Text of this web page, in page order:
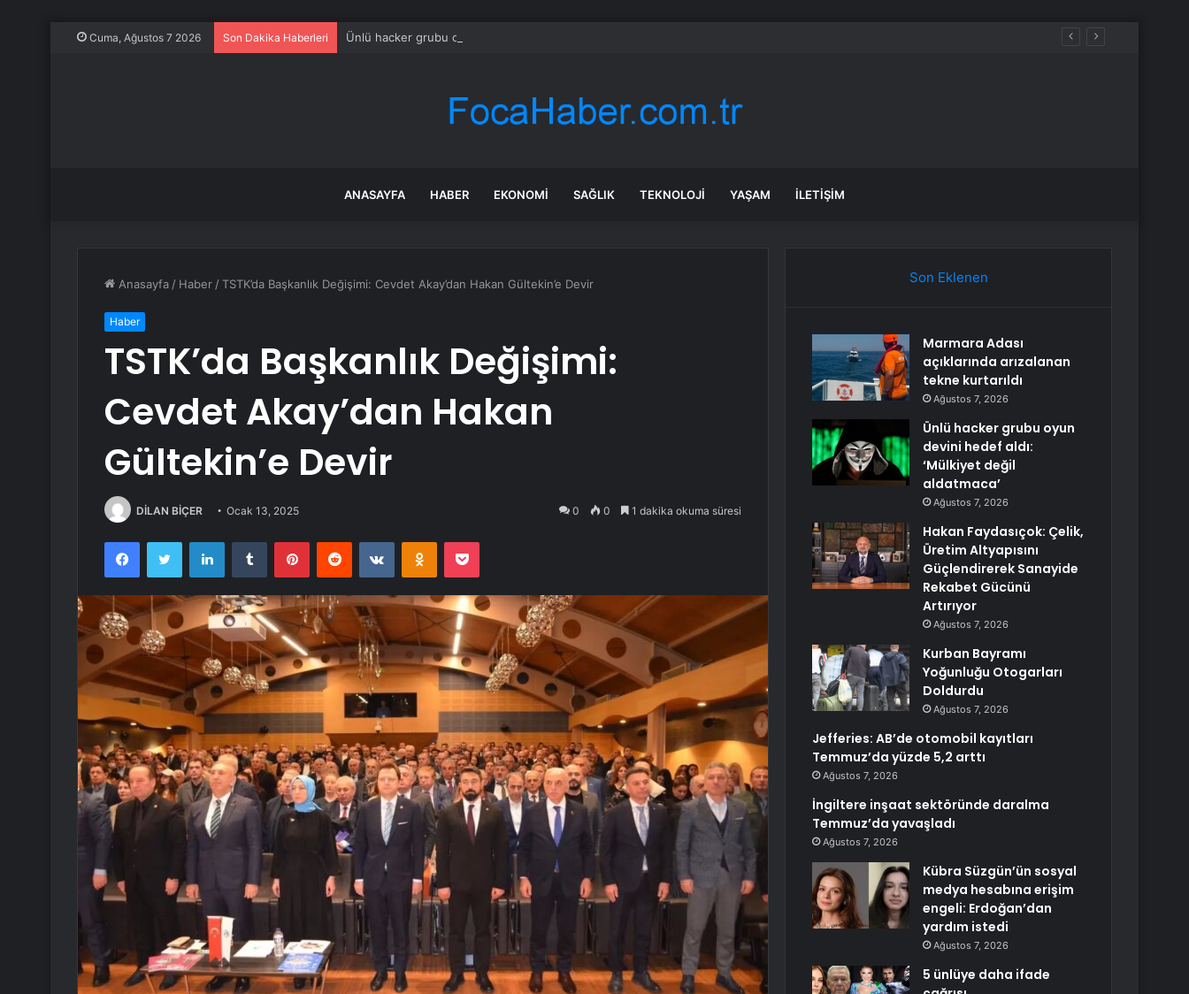
Cuma, Ağustos 7 2026 Son Dakika Haberleri Ünlü hacker grubu oyun devini hedef aldı: ‘Mülkiyet değil aldatmaca’
ANASAYFA HABER EKONOMI SAĞLIK TEKNOLOJI YAŞAM İLETIŞIM
Anasayfa / Haber /TSTK’da Başkanlık Değişimi: Cevdet Akay’dan Hakan Gültekin’e Devir
Haber
TSTK’da Başkanlık Değişimi:
Cevdet Akay’dan Hakan
Gültekin’e Devir
DİLAN BİÇER Ocak 13, 2025 0 0 1 dakika okuma süresi
FacebookTwitter LinkedInTumblr PinterestReddit VKontakteOdnoklassniki
Pocket
Son Eklenen
Marmara Adası
açıklarında arızalanan
tekne kurtarıldı
Ağustos 7, 2026
Ünlü hacker grubu oyun
devini hedef aldı:
‘Mülkiyet değil
aldatmaca’
Ağustos 7, 2026
Hakan Faydasıçok: Çelik,
Üretim Altyapısını
Güçlendirerek Sanayide
Rekabet Gücünü
Artırıyor
Ağustos 7, 2026
Kurban Bayramı
Yoğunluğu Otogarları
Doldurdu
Ağustos 7, 2026
Jefferies: AB’de otomobil kayıtları
Temmuz’da yüzde 5,2 arttı
Ağustos 7, 2026
İngiltere inşaat sektöründe daralma
Temmuz’da yavaşladı
Ağustos 7, 2026
Kübra Süzgün’ün sosyal
medya hesabına erişim
engeli: Erdoğan’dan
yardım istedi
Ağustos 7, 2026
5 ünlüye daha ifade